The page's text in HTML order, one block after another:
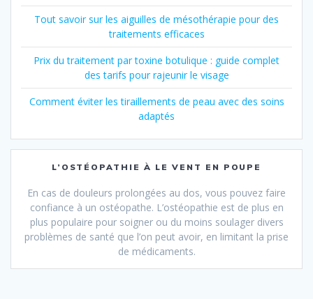
Tout savoir sur les aiguilles de mésothérapie pour des
traitements efficaces
Prix du traitement par toxine botulique : guide complet
des tarifs pour rajeunir le visage
Comment éviter les tiraillements de peau avec des soins
adaptés
L’OSTÉOPATHIE À LE VENT EN POUPE
En cas de douleurs prolongées au dos, vous pouvez faire
confiance à un ostéopathe. L’ostéopathie est de plus en
plus populaire pour soigner ou du moins soulager divers
problèmes de santé que l’on peut avoir, en limitant la prise
de médicaments.